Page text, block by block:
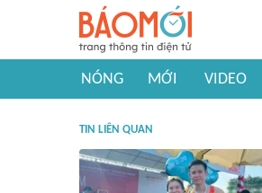
NÓNG MỚI VIDEO
TIN LIÊN QUAN